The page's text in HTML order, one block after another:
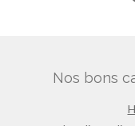
Nos bons